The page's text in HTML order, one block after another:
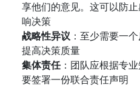
享他们的意见。这可以防
响决策
战略性异议 ：至少需要一
提高决策质量
集体责任：团队应根据专
要签署一份联合责任声明